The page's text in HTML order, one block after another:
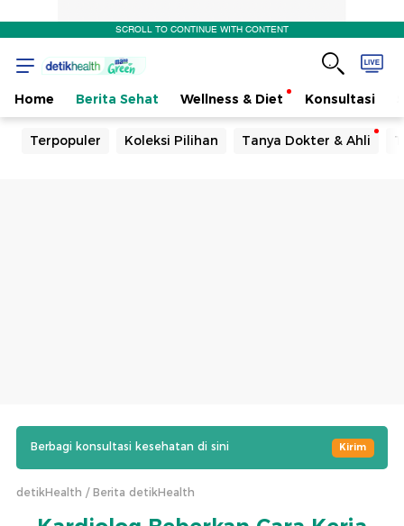
SCROLL TO CONTINUE WITH CONTENT
Home Berita Sehat Wellness & Diet Konsultasi
Terpopuler Koleksi Pilihan Tanya Dokter & Ahli
Berbagi konsultasi kesehatan di sini Kirim
detikHealth Berita detikHealth